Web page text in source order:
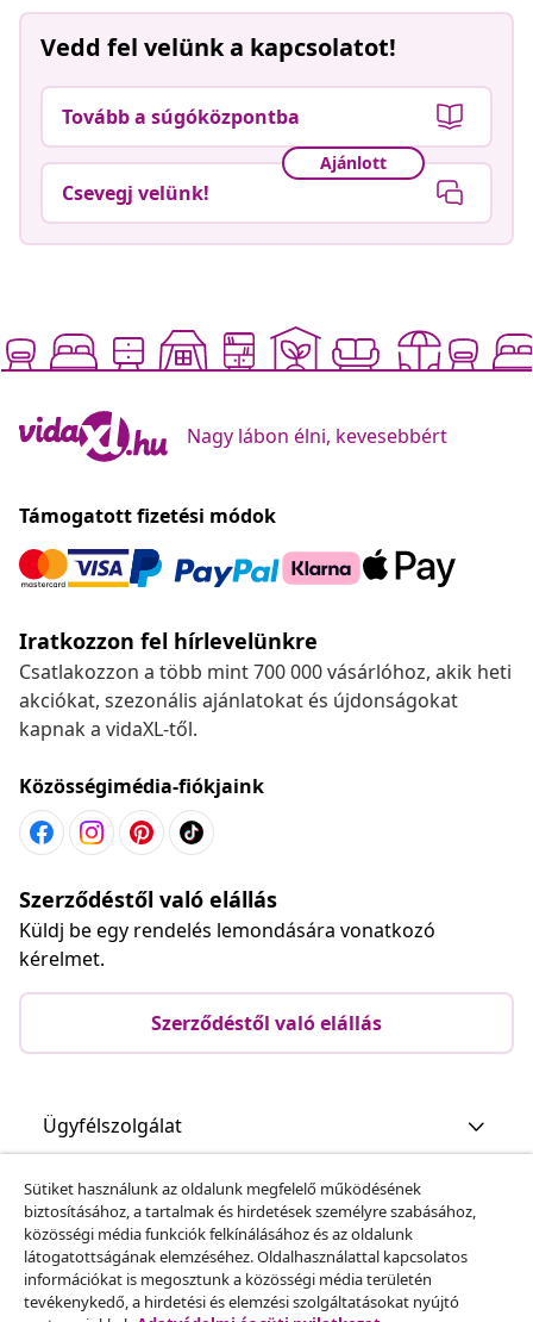
Nézze meg, hogyan tölthet fel képeket
Vedd fel velünk a kapcsolatot!
Tovább a súgóközpontba
Csevegj velünk!
Támogatott fizetési módok
Iratkozzon fel hírlevelünkre
Csatlakozzon a több mint 700 000 vásárlóhoz, akik heti
akciókat, szezonális ajánlatokat és újdonságokat
kapnak a vidaXL-től.
Közösségimédia-fiókjaink
Szerződéstől való elállás
kérelmet.
Üzlet
vidaXL
Sütiket használunk az oldalunk megfelelő működésének
biztosításához, a tartalmak és hirdetések személyre szabásához,
közösségi média funkciók felkínálásához és az oldalunk
látogatottságának elemzéséhez. Oldalhasználattal kapcsolatos
információkat is megosztunk a közösségi média területén
tevékenykedő, a hirdetési és elemzési szolgáltatásokat nyújtó